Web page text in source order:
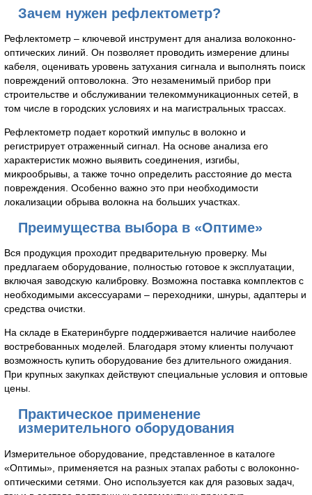
Зачем нужен рефлектометр?
Рефлектометр – ключевой инструмент для анализа волоконно-
оптических линий. Он позволяет проводить измерение длины
кабеля, оценивать уровень затухания сигнала и выполнять поиск
повреждений оптоволокна. Это незаменимый прибор при
строительстве и обслуживании телекоммуникационных сетей, в
том числе в городских условиях и на магистральных трассах.
Рефлектометр подает короткий импульс в волокно и
регистрирует отраженный сигнал. На основе анализа его
характеристик можно выявить соединения, изгибы,
микрообрывы, а также точно определить расстояние до места
повреждения. Особенно важно это при необходимости
локализации обрыва волокна на больших участках.
Преимущества выбора в «Оптиме»
Вся продукция проходит предварительную проверку. Мы
предлагаем оборудование, полностью готовое к эксплуатации,
включая заводскую калибровку. Возможна поставка комплектов с
необходимыми аксессуарами – переходники, шнуры, адаптеры и
средства очистки.
На складе в Екатеринбурге поддерживается наличие наиболее
востребованных моделей. Благодаря этому клиенты получают
возможность купить оборудование без длительного ожидания.
При крупных закупках действуют специальные условия и оптовые
цены.
Практическое применение
измерительного оборудования
Измерительное оборудование, представленное в каталоге
«Оптимы», применяется на разных этапах работы с волоконно-
оптическими сетями. Оно используется как для разовых задач,